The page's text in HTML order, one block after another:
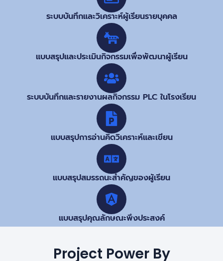
ระบบบันทึกและวิเคราะห์ผู้เรียนรายบุคคล
แบบสรุปและประเมินกิจกรรมเพื่อพัฒนาผู้เรียน
ระบบบันทึกและรายงานผลกิจกรรม PLC ในโรงเรียน
แบบสรุปการอ่านคิดวิเคราะห์และเขียน
แบบสรุปสมรรถนะสำคัญของผู้เรียน
แบบสรุปคุณลักษณะพึงประสงค์
Project Power By